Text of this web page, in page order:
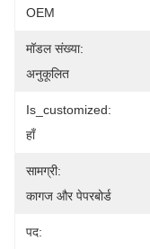
OEM
मॉडल संख्या:
अनुकूलित
Is_customized:
हाँ
सामग्री:
कागज और पेपरबोर्ड
पद: